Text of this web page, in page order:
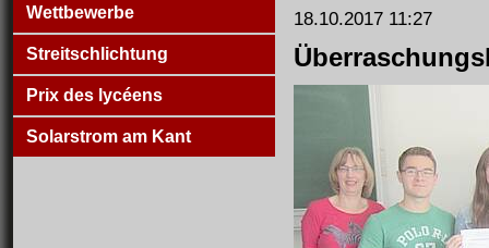
Wettbewerbe
Streitschlichtung
Prix des lycéens
Solarstrom am Kant
18.10.2017 11:27